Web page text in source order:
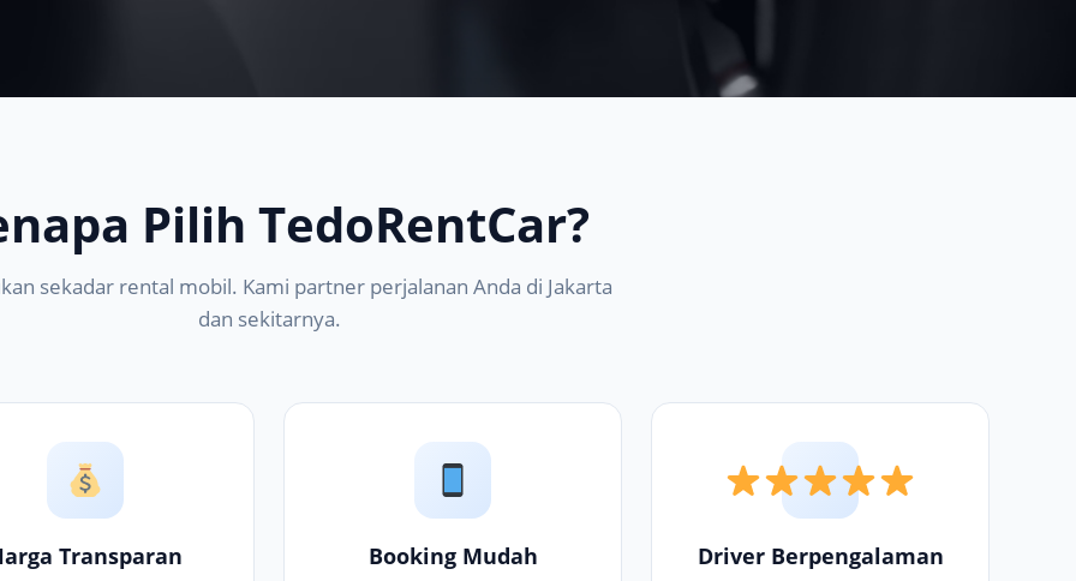
Pilih TedoRentCar?
sekadar rental mobil. Kami partner perjalanan Anda di Jakarta
dan sekitarnya.
Transparan Booking Mudah Driver Berpengalaman